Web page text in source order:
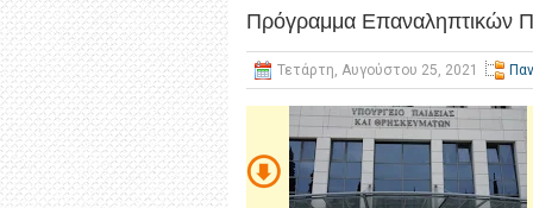
Πρόγραμμα Επαναληπτικών
Τετάρτη, Αυγούστου 25, 2021